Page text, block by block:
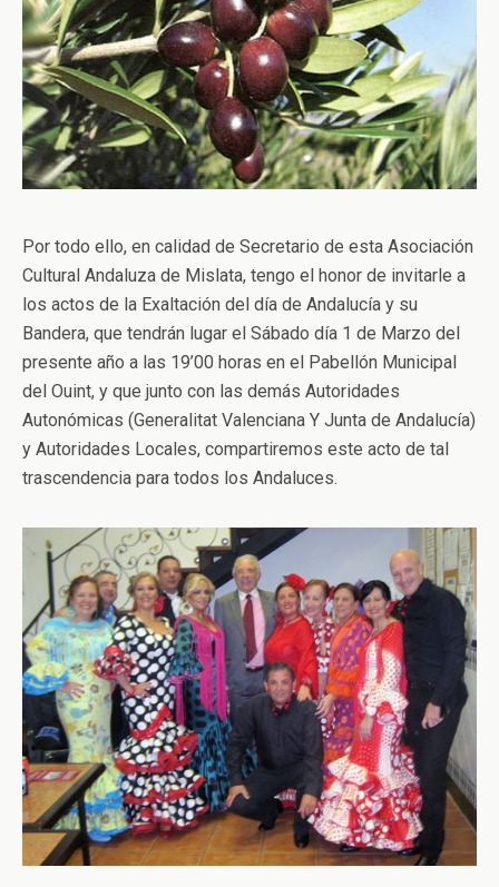
Por todo ello, en calidad de Secretario de esta Asociación
Cultural Andaluza de Mislata, tengo el honor de invitarle a
los actos de la Exaltación del día de Andalucía y su
Bandera, que tendrán lugar el Sábado día 1 de Marzo del
presente año a las 19’00 horas en el Pabellón Municipal
del Ouint, y que junto con las demás Autoridades
Autonómicas (Generalitat Valenciana Y Junta de Andalucía)
y Autoridades Locales, compartiremos este acto de tal
trascendencia para todos los Andaluces.